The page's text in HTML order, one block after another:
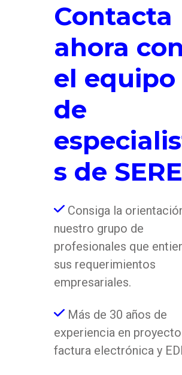
Contacta
ahora con
el equipo
de
s de
Consiga la
nuestro grupo de
profesionales que
sus requerimientos
empresariales.
Más de 30 años de
experiencia en
factura electrónica y